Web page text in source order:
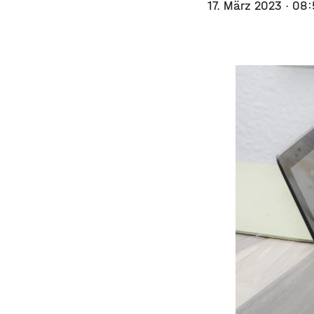
17. März 2023 ·